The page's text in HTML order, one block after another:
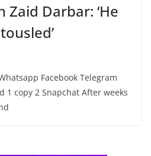
Darbar: ‘He
Facebook Telegram
1 copy 2 Snapchat After weeks